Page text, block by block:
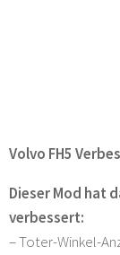
Volvo FH5
Dieser Mod hat
verbessert:
– Toter-Winkel-